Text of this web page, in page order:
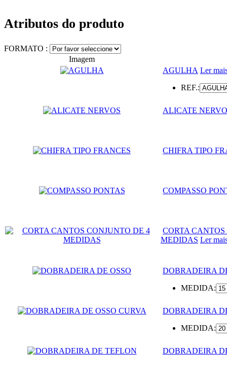
Atributos do produto
FORMATO :
Imagem
AGULHA Ler
REF.:
ALICATE
CHIFRA TIPO
COMPASSO
CORTA
MEDIDAS Ler
DOBRADEIRA
MEDIDA:
DOBRADEIRA
MEDIDA:
DOBRADEIRA